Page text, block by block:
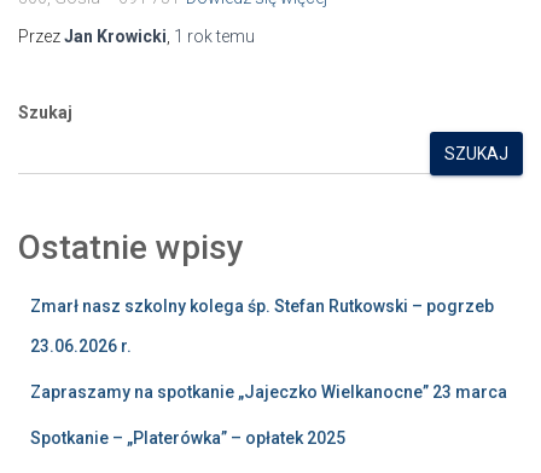
PrzezJan Krowicki 1 roktemu
Szukaj
SZUKAJ
Ostatnie wpisy
Zmarł nasz szkolny kolega śp. Stefan Rutkowski – pogrzeb
23.06.2026 r.
Zapraszamy na spotkanie „Jajeczko Wielkanocne” 23 marca
Spotkanie – „Platerówka” – opłatek 2025